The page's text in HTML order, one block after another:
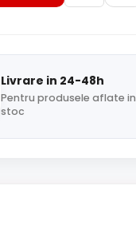
Livrare in 24-48h
Pentru produsele aflate in
stoc